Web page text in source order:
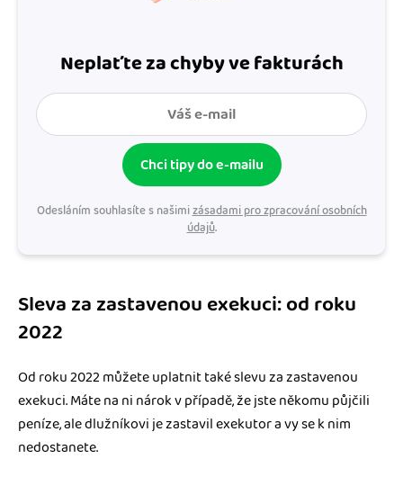
Neplaťte za chyby ve fakturách
Chci tipy do e-mailu
Odesláním souhlasíte s našimizásadami pro zpracování osobních
údajů.
Sleva za zastavenou exekuci: od roku
2022
Od roku 2022 můžete uplatnit také slevu za zastavenou
exekuci. Máte na ni nárok v případě, že jste někomu půjčili
peníze, ale dlužníkovi je zastavil exekutor a vy se k nim
nedostanete.